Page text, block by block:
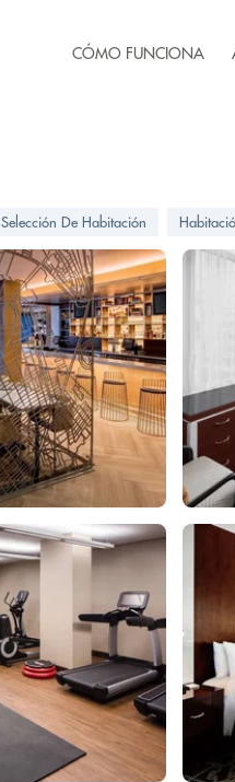
CÓMO FUNCIONA
Selección De Habitación